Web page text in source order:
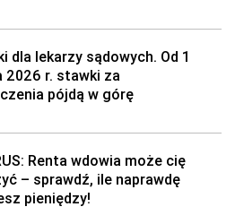
dla lekarzy sądowych. Od 1
2026 r. stawki za
pójdą w górę
Renta wdowia może cię
– sprawdź, ile naprawdę
pieniędzy!